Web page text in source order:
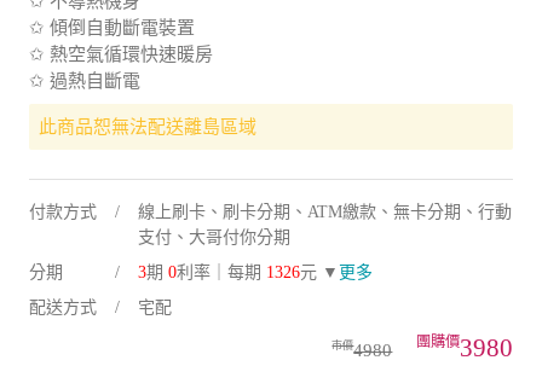
✩ 傾倒自動斷電裝置
✩ 熱空氣循環快速暖房
✩ 過熱自斷電
此商品恕無法配送離島區域
付款方式
線上刷卡、刷卡分期、ATM繳款、無卡分期、行動
支付、大哥付你分期
分期
3期 0利率｜每期 1326元 ▼ 更多
配送方式
宅配
4980 3980